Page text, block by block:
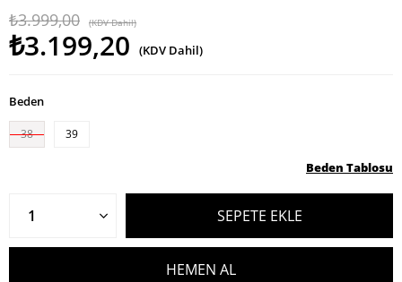
₺3.999,00 (KDV Dahil)
₺3.199,20 (KDV Dahil)
Beden
38 39
Beden Tablosu